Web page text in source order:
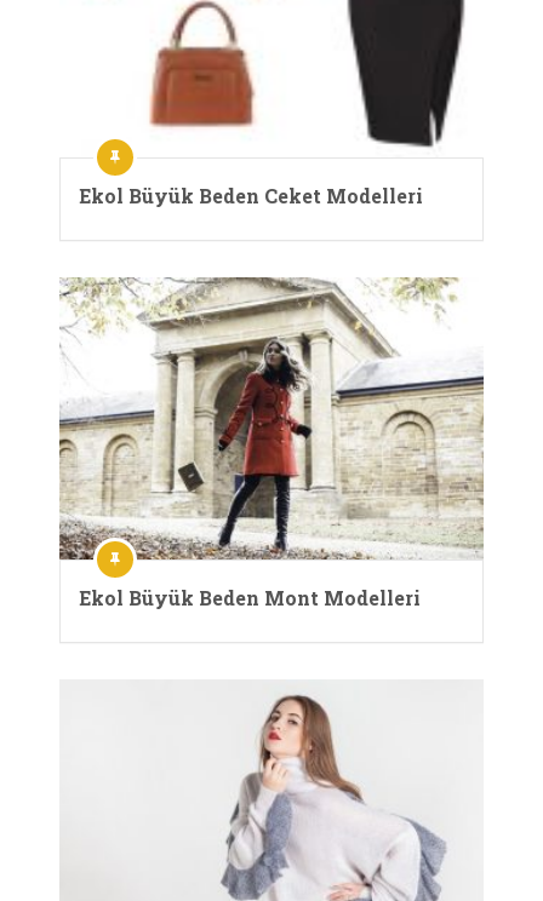
Ekol Büyük Beden Ceket Modelleri
Ekol Büyük Beden Mont Modelleri